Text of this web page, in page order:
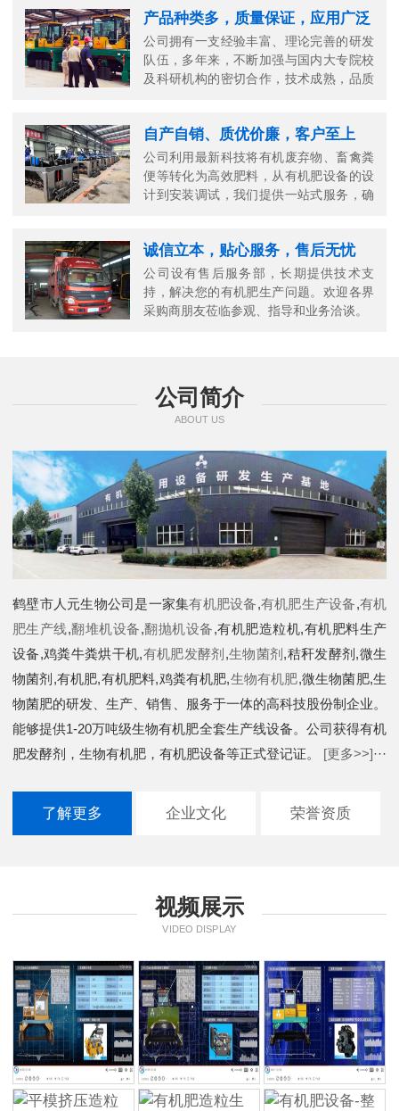
产品种类多，质量保证，应用广泛
公司拥有一支经验丰富、理论完善的研发
队伍，多年来，不断加强与国内大专院校
及科研机构的密切合作，技术成熟，品质
自产自销、质优价廉，客户至上
公司利用最新科技将有机废弃物、畜禽粪
便等转化为高效肥料，从有机肥设备的设
计到安装调试，我们提供一站式服务，确
诚信立本，贴心服务，售后无忧
公司设有售后服务部，长期提供技术支
持，解决您的有机肥生产问题。欢迎各界
采购商朋友莅临参观、指导和业务洽谈。
公司简介
ABOUT US
鹤壁市人元生物公司是一家集有机肥设备,有机肥生产设备,有机
肥生产线,翻堆机设备,翻抛机设备,有机肥造粒机,有机肥料生产
设备,鸡粪牛粪烘干机,有机肥发酵剂 ,生物菌剂 ,秸秆发酵剂,微生
物菌剂,有机肥,有机肥料,鸡粪有机肥,生物有机肥,微生物菌肥,生
物菌肥的研发、生产、销售、服务于一体的高科技股份制企业。
能够提供1-20万吨级生物有机肥全套生产线设备。公司获得有机
肥发酵剂，生物有机肥，有机肥设备等正式登记证。
[更多>>]···
了解更多 企业文化 荣誉资质
视频展示
VIDEO DISPLAY